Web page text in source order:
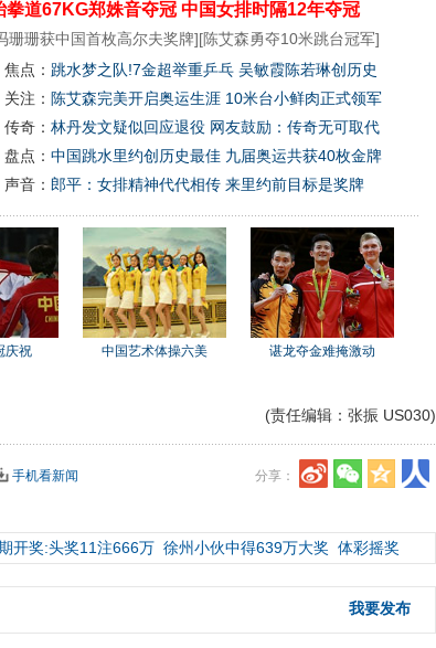
拳道67KG郑姝音夺冠 中国女排时隔12年夺冠
珊珊获中国首枚高尔夫奖牌][陈艾森勇夺10米跳台冠军]
焦点： 跳水梦之队!7金超举重乒乓 吴敏霞陈若琳创历史
关注： 陈艾森完美开启奥运生涯 10米台小鲜肉正式领军
传奇： 林丹发文疑似回应退役 网友鼓励：传奇无可取代
盘点： 中国跳水里约创历史最佳 九届奥运共获40枚金牌
声音： 郎平：女排精神代代相传 来里约前目标是奖牌
庆祝 中国艺术体操六美 谌龙夺金难掩激动
(责任编辑：张振 US030)
分享：
手机看新闻
开奖:头奖11注666万 徐州小伙中得639万大奖 体彩摇奖
我要发布